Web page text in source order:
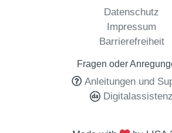
Datenschutz
Impressum
Barrierefreiheit
Fragen oder
Anleitungen und
Digitalassistenz